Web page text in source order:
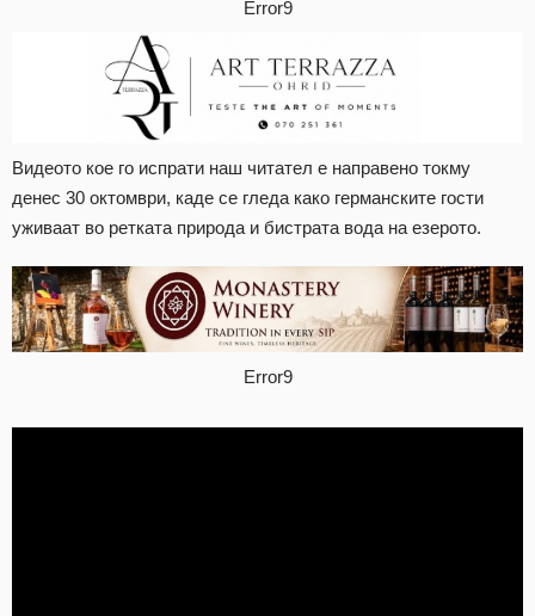
Error9
Видеото кое го испрати наш читател е направено токму
денес 30 октомври, каде се гледа како германските гости
уживаат во ретката природа и бистрата вода на езерото.
Error9